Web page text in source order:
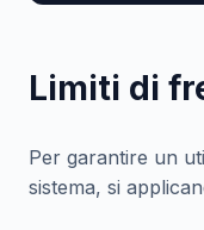
Limiti di
Per garantire un
sistema, si